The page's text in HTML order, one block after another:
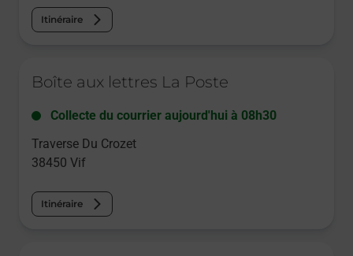
Itinéraire
Boîte aux lettres La Poste
Collecte du courrier aujourd'hui à 08h30
Traverse Du Crozet
38450 Vif
Itinéraire